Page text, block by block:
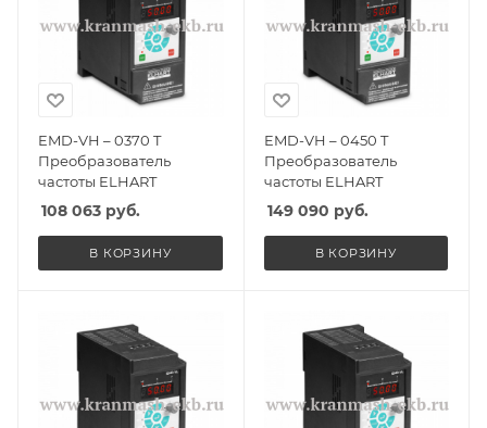
EMD-VH – 0370 T
Преобразователь
частоты ELHART
108 063 руб.
В КОРЗИНУ
EMD-VH – 0450 T
Преобразователь
частоты ELHART
149 090 руб.
В КОРЗИНУ